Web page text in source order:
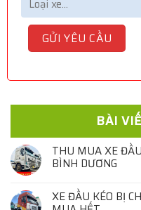
BÀI
THU MUA XE
BÌNH DƯƠNG
XE ĐẦU KÉO BỊ